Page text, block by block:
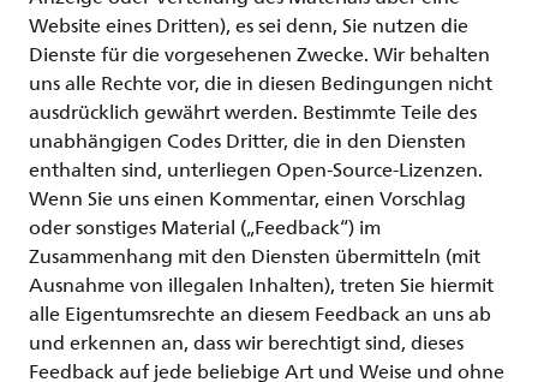
Website eines Dritten), es sei denn, Sie nutzen die
Dienste für die vorgesehenen Zwecke. Wir behalten
uns alle Rechte vor, die in diesen Bedingungen nicht
ausdrücklich gewährt werden. Bestimmte Teile des
unabhängigen Codes Dritter, die in den Diensten
enthalten sind, unterliegen Open-Source-Lizenzen.
Wenn Sie uns einen Kommentar, einen Vorschlag
oder sonstiges Material („Feedback“) im
Zusammenhang mit den Diensten übermitteln (mit
Ausnahme von illegalen Inhalten), treten Sie hiermit
alle Eigentumsrechte an diesem Feedback an uns ab
und erkennen an, dass wir berechtigt sind, dieses
Feedback auf jede beliebige Art und Weise und ohne